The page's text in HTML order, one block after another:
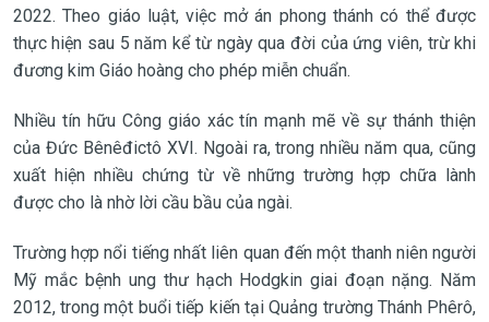
2022. Theo giáo luật, việc mở án phong thánh có thể được
thực hiện sau 5 năm kể từ ngày qua đời của ứng viên, trừ khi
đương kim Giáo hoàng cho phép miễn chuẩn.
Nhiều tín hữu Công giáo xác tín mạnh mẽ về sự thánh thiện
của Đức Bênêđictô XVI. Ngoài ra, trong nhiều năm qua, cũng
xuất hiện nhiều chứng từ về những trường hợp chữa lành
được cho là nhờ lời cầu bầu của ngài.
Trường hợp nổi tiếng nhất liên quan đến một thanh niên người
Mỹ mắc bệnh ung thư hạch Hodgkin giai đoạn nặng. Năm
2012, trong một buổi tiếp kiến tại Quảng trường Thánh Phêrô,